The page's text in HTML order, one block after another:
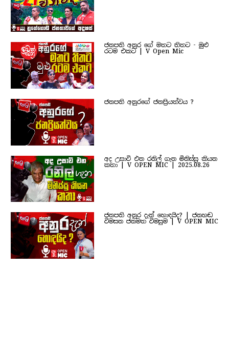
ජනපති අනුර ගේ මතට තිතට - මුළු
රටම එකට | V Open Mic
ජනපති අනුරගේ ජනප්‍රියත්වය ?
අද උසාවි එන රනිල් ගැන මිනිස්සු කියන
කතා | V OPEN MIC | 2025.08.26
ජනපති අනුර දැන් හොඳයිද? | ජනහඬ
විමසන ජනමත විමසුම | V OPEN MIC